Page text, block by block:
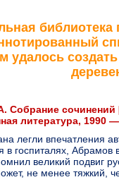
библиотека
удалось
Собрание
литература, 1990
легли впечатления
в госпиталях,
великий подвиг
не менее тяжкий,